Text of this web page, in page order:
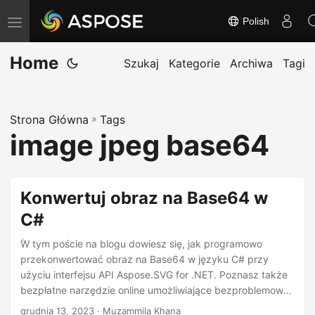
T
o
g
e
n
a
Polish
Home Szukaj Kategorie Archiwa Tagi
Strona Główna » Tags
image jpeg base64
Konwertuj obraz na Base64 w
C#
ٰW tym poście na blogu dowiesz się, jak programowo
przekonwertować obraz na Base64 w języku C# przy
użyciu interfejsu API Aspose.SVG for .NET. Poznasz także
bezpłatne narzędzie online umożliwiające bezproblemową
konwersję obrazów PNG lub JPG do formatu Base64.
grudnia 13, 2023 · Muzammila Khana